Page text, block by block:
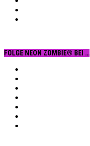
FOLGE NEON ZOMBIE® BEI …